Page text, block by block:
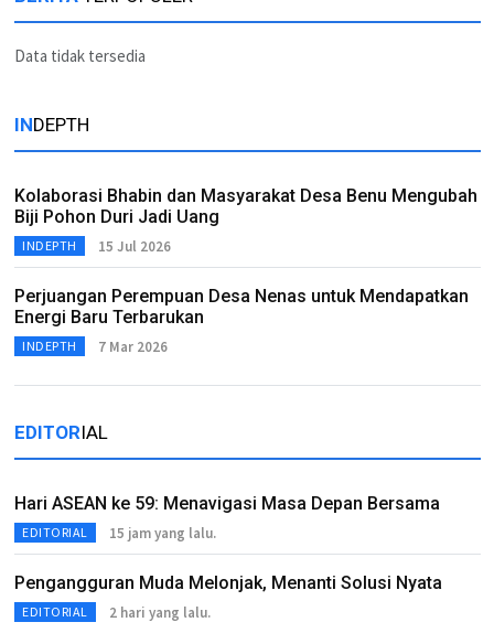
Data tidak tersedia
INDEPTH
Kolaborasi Bhabin dan Masyarakat Desa Benu Mengubah
Biji Pohon Duri Jadi Uang
INDEPTH 15 Jul 2026
Perjuangan Perempuan Desa Nenas untuk Mendapatkan
Energi Baru Terbarukan
INDEPTH 7 Mar 2026
EDITORIAL
Hari ASEAN ke 59: Menavigasi Masa Depan Bersama
EDITORIAL 15 jam yang lalu.
Pengangguran Muda Melonjak, Menanti Solusi Nyata
EDITORIAL 2 hari yang lalu.